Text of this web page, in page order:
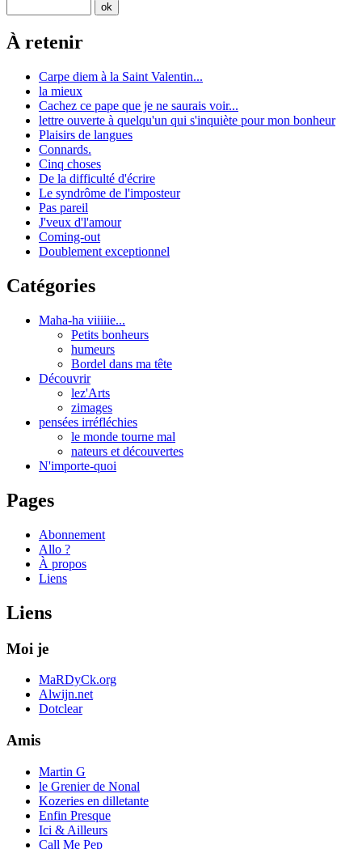
À retenir
Carpe diem à la Saint Valentin...
la mieux
Cachez ce pape que je ne saurais voir...
lettre ouverte à quelqu'un qui s'inquiète pour mon bonheur
Plaisirs de langues
Connards.
Cinq choses
De la difficulté d'écrire
Le syndrôme de l'imposteur
Pas pareil
J'veux d'l'amour
Coming-out
Doublement exceptionnel
Catégories
Maha-ha viiiiie...
Petits bonheurs
humeurs
Bordel dans ma tête
Découvrir
lez'Arts
zimages
pensées irréfléchies
le monde tourne mal
nateurs et découvertes
N'importe-quoi
Pages
Abonnement
Allo ?
À propos
Liens
Liens
Moi je
MaRDyCk.org
Alwijn.net
Dotclear
Amis
Martin G
le Grenier de Nonal
Kozeries en dilletante
Enfin Presque
Ici & Ailleurs
Call Me Pep